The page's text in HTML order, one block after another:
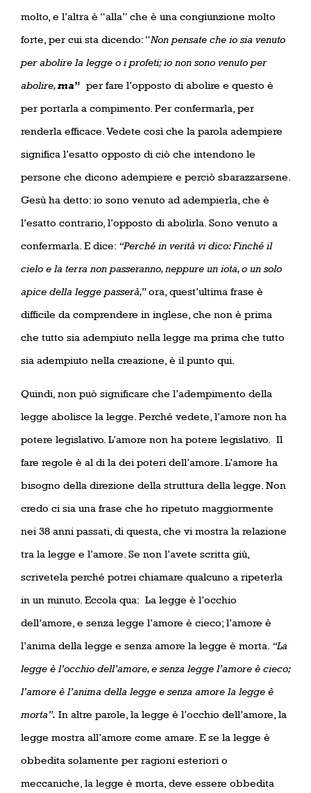
molto, e l’altra è “alla” che è una congiunzione molto
forte, per cui sta dicendo: “Non pensate che io sia venuto
per abolire la legge o i profeti; io non sono venuto per
abolire,ma” per fare l’opposto di abolire e questo è
per portarla a compimento. Per confermarla, per
renderla efficace. Vedete così che la parola adempiere
significa l’esatto opposto di ciò che intendono le
persone che dicono adempiere e perciò sbarazzarsene.
Gesù ha detto: io sono venuto ad adempierla, che è
l’esatto contrario, l’opposto di abolirla. Sono venuto a
confermarla. E dice: “Perché in verità vi dico: Finché il
cielo e la terra non passeranno, neppure un iota, o un solo
apice della legge passerà,”ora, quest’ultima frase è
difficile da comprendere in inglese, che non è prima
che tutto sia adempiuto nella legge ma prima che tutto
sia adempiuto nella creazione, è il punto qui.
Quindi, non può significare che l’adempimento della
legge abolisce la legge. Perché vedete, l’amore non ha
potere legislativo. L’amore non ha potere legislativo.
Il
fare regole è al di la dei poteri dell’amore. L’amore ha
bisogno della direzione della struttura della legge. Non
credo ci sia una frase che ho ripetuto maggiormente
nei 38 anni passati, di questa, che vi mostra la relazione
tra la legge e l’amore. Se non l’avete scritta giù,
scrivetela perché potrei chiamare qualcuno a ripeterla
in un minuto. Eccola qua: La legge è l’occhio
dell’amore, e senza legge l’amore è cieco; l’amore è
l’anima della legge e senza amore la legge è morta. “La
legge è l’occhio dell’amore, e senza legge l’amore è cieco;
l’amore è l’anima della legge e senza amore la legge è
morta”. In altre parole, la legge è l’occhio dell’amore, la
legge mostra all’amore come amare. E se la legge è
obbedita solamente per ragioni esteriori o
meccaniche, la legge è morta, deve essere obbedita